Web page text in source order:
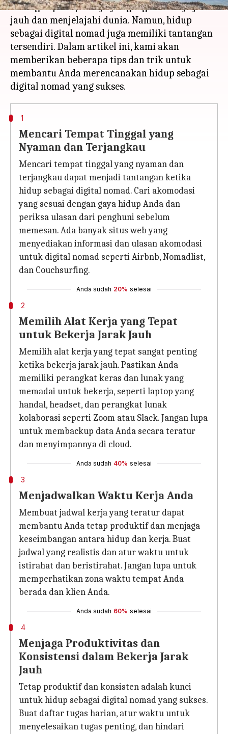
kalangan para pekerja yang ingin bekerja jarak
jauh dan menjelajahi dunia. Namun, hidup
sebagai digital nomad juga memiliki tantangan
tersendiri. Dalam artikel ini, kami akan
memberikan beberapa tips dan trik untuk
membantu Anda merencanakan hidup sebagai
1
Mencari Tempat Tinggal yang
Nyaman dan Terjangkau
Mencari tempat tinggal yang nyaman dan
terjangkau dapat menjadi tantangan ketika
hidup sebagai digital nomad. Cari akomodasi
yang sesuai dengan gaya hidup Anda dan
periksa ulasan dari penghuni sebelum
memesan. Ada banyak situs web yang
menyediakan informasi dan ulasan akomodasi
untuk digital nomad seperti Airbnb, Nomadlist,
dan Couchsurfing.
Anda sudah 20% selesai
2
Memilih Alat Kerja yang Tepat
untuk Bekerja Jarak Jauh
Memilih alat kerja yang tepat sangat penting
ketika bekerja jarak jauh. Pastikan Anda
memiliki perangkat keras dan lunak yang
memadai untuk bekerja, seperti laptop yang
handal, headset, dan perangkat lunak
kolaborasi seperti Zoom atau Slack. Jangan lupa
untuk membackup data Anda secara teratur
dan menyimpannya di cloud.
Anda sudah 40% selesai
3
Menjadwalkan Waktu Kerja Anda
Membuat jadwal kerja yang teratur dapat
membantu Anda tetap produktif dan menjaga
keseimbangan antara hidup dan kerja. Buat
jadwal yang realistis dan atur waktu untuk
istirahat dan beristirahat. Jangan lupa untuk
memperhatikan zona waktu tempat Anda
berada dan klien Anda.
Anda sudah 60% selesai
4
Menjaga Produktivitas dan
Konsistensi dalam Bekerja Jarak
Jauh
Tetap produktif dan konsisten adalah kunci
untuk hidup sebagai digital nomad yang sukses.
Buat daftar tugas harian, atur waktu untuk
menyelesaikan tugas penting, dan hindari